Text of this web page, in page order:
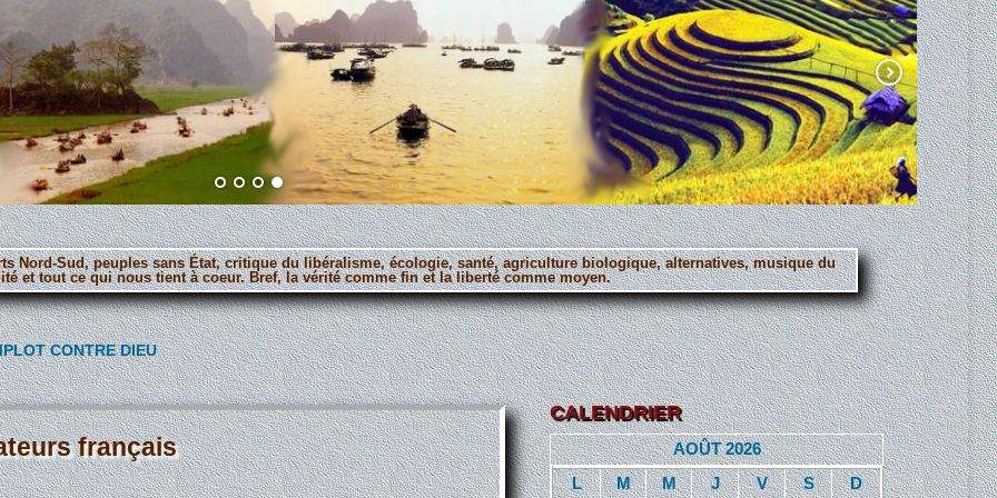
Nord-Sud, peuples sans État, critique du libéralisme, écologie, santé, agriculture biologique, alternatives, musique du
et tout ce qui nous tient à coeur. Bref, la vérité comme fin et la liberté comme moyen.
CONTRE DIEU
français
CALENDRIER
AOÛT 2026
L
M M J V S D